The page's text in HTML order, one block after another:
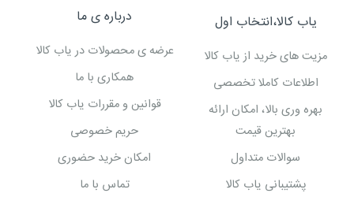
یاب کالا،انتخاب اول
مزیت های خرید از یاب کالا
اطلاعات کاملا تخصصی
بهره وری بالا، امکان ارائه
بهترین قیمت
سوالات متداول
پشتیبانی یاب کالا
درباره ی ما
عرضه ی محصولات در یاب کالا
همکاری با ما
قوانین و مقررات یاب کالا
حریم خصوصی
امکان خرید حضوری
تماس با ما